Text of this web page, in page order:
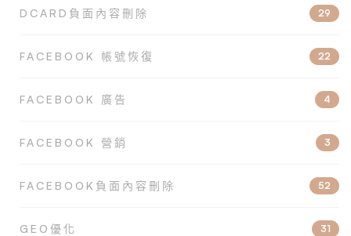
DCARD負面內容刪除 29
FACEBOOK 帳號恢復 22
FACEBOOK 廣告 4
FACEBOOK 營銷 3
FACEBOOK負面內容刪除 52
GEO優化 31